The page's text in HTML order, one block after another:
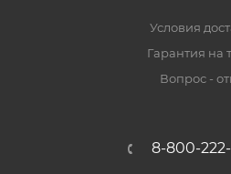
Условия
Гарантия на
Вопрос -
8-800-